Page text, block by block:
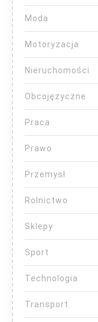
Moda
Motoryzacja
Nieruchomości
Obcojęzyczne
Praca
Prawo
Przemysł
Rolnictwo
Sklepy
Sport
Technologia
Transport